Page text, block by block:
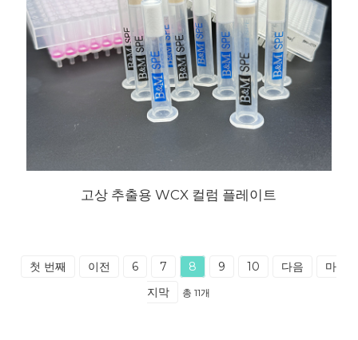
고상 추출용 WCX 컬럼 플레이트
첫 번째 이전 6 7 8 9 10 다음
마
지막
총 11개